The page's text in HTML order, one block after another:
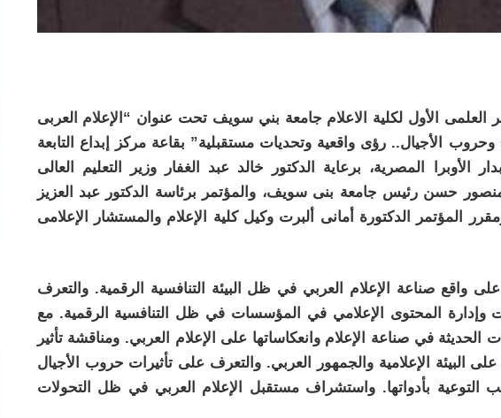
العلمى الأول لكلية الاعلام جامعة بني سويف تحت عنوان “الإعلام العربى
الأجيال.. رؤى واقعية وتحديات مستقبلية” بقاعة مركز إبداع التابعة
الأوبرا المصرية، برعاية الدكتور خالد عبد الغفار وزير التعليم العالى
حسن رئيس جامعة بنى سويف، والمؤتمر برئاسة الدكتور عبد العزيز
المؤتمر الدكتورة أمانى ألبرت وكيل كلية الإعلام والمستشار الإعلامى
واقع صناعة الإعلام العربي في ظل البيئة التنافسية الرقمية. والتعرف
وإدارة المحتوى الإعلامي في المؤسسات في ظل التنافسية الرقمية. مع
في صناعة الإعلام وانعكاساتها على الإعلام العربي. ومناقشة تأثير
البيئة الإعلامية والجمهور العربي. والتعرف على تأثيرات حروب الأجيال
التوعية بأدواتها. واستشراف مستقبل الإعلام العربي في ظل التحولات